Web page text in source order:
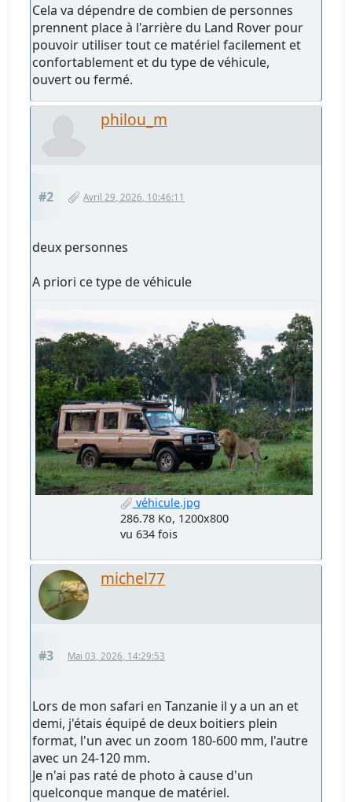
Cela va dépendre de combien de personnes
prennent place à l'arrière du Land Rover pour
pouvoir utiliser tout ce matériel facilement et
confortablement et du type de véhicule,
ouvert ou fermé.
philou_m
#2 Avril 29, 2026, 10:46:11
deux personnes
A priori ce type de véhicule
véhicule.jpg
286.78 Ko, 1200x800
vu 634 fois
michel77
#3 Mai 03, 2026, 14:29:53
Lors de mon safari en Tanzanie il y a un an et
demi, j'étais équipé de deux boitiers plein
format, l'un avec un zoom 180-600 mm, l'autre
avec un 24-120 mm.
Je n'ai pas raté de photo à cause d'un
quelconque manque de matériel.